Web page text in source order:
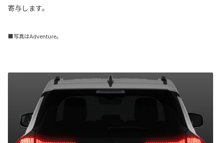
寄与します。
■写真はAdventure。